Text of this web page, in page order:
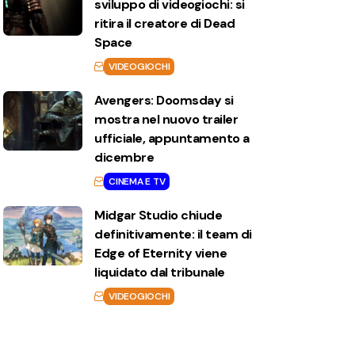
sviluppo di videogiochi: si
ritira il creatore di Dead
Space
VIDEOGIOCHI
Avengers: Doomsday si
mostra nel nuovo trailer
ufficiale, appuntamento a
dicembre
CINEMA E TV
Midgar Studio chiude
definitivamente: il team di
Edge of Eternity viene
liquidato dal tribunale
VIDEOGIOCHI